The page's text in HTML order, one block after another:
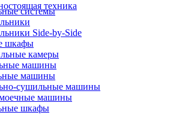
техника
системы
Side-by-Side
шкафы
камеры
машины
машины
сушильные машины
машины
шкафы